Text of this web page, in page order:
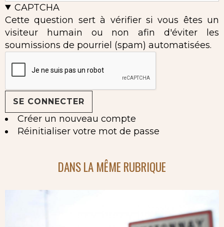
CAPTCHA
Cette question sert à vérifier si vous êtes un
visiteur humain ou non afin d'éviter les
soumissions de pourriel (spam) automatisées.
Créer un nouveau compte
Réinitialiser votre mot de passe
DANS LA MÊME RUBRIQUE